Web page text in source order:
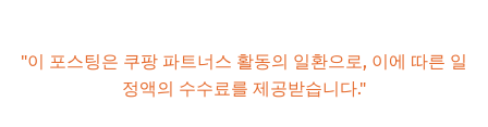
"이 포스팅은 쿠팡 파트너스 활동의 일환으로, 이에 따른 일
정액의 수수료를 제공받습니다."